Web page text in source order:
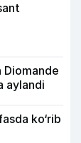
Diomande
aylandi
ko‘rib